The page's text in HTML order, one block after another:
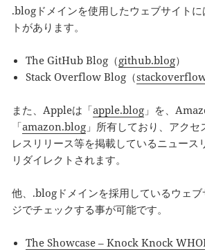
.blogドメインを使用したウェブサイト
トがあります。
The GitHub Blog（github.blog）
Stack Overflow Blog（
また、Appleは「apple.blog」を、
「amazon.blog」所有しており、アクセ
レスリリース等を掲載しているニュース
リダイレクトされます。
他、.blogドメインを採用しているウェ
ジでチェックする事が可能です。
The Showcase – Knock Knock